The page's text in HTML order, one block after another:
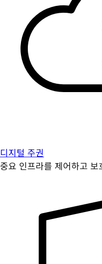
디지털 주권
중요 인프라를 제어하고 보